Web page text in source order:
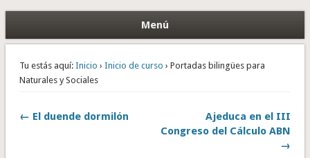
Menú
Tu estás aquí: Inicio › Inicio de curso › Portadas bilingües para
Naturales y Sociales
← El duende dormilón
Ajeduca en el III
Congreso del Cálculo ABN
→